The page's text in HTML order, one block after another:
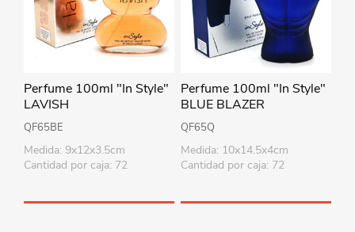
Perfume 100ml "In Style"
LAVISH
QF65BE
Medida: 9x12x3.5cm
Cantidad por caja: 72
Perfume 100ml "In Style"
BLUE BLAZER
QF65Q
Medida: 10x14.5x4cm
Cantidad por caja: 72